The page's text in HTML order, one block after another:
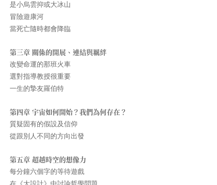
是小烏雲抑或大冰山
冒險遊康河
當死亡隨時都會降臨
第三章 關係的開展、連結與羈絆
改變命運的那班火車
選對指導教授很重要
一生的摯友羅伯特
第四章 宇宙如何開始？我們為何存在？
質疑固有的假設及信仰
從跟別人不同的方向出發
第五章 超越時空的想像力
每分鐘六個字的等待遊戲